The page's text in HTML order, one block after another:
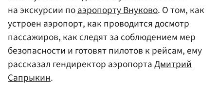
на экскурсии поаэропорту Внуково. О том, как
устроен аэропорт, как проводится досмотр
пассажиров, как следят за соблюдением мер
безопасности и готовят пилотов к рейсам, ему
рассказал гендиректор аэропортаДмитрий
Сапрыкин.